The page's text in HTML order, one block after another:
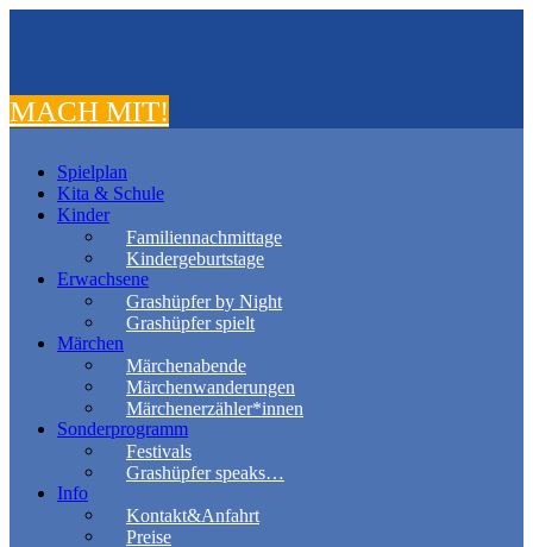
MACH MIT!
Spielplan
Kita & Schule
Kinder
Familiennachmittage
Kindergeburtstage
Erwachsene
Grashüpfer by Night
Grashüpfer spielt
Märchen
Märchenabende
Märchenwanderungen
Märchenerzähler*innen
Sonderprogramm
Festivals
Grashüpfer speaks…
Info
Kontakt&Anfahrt
Preise